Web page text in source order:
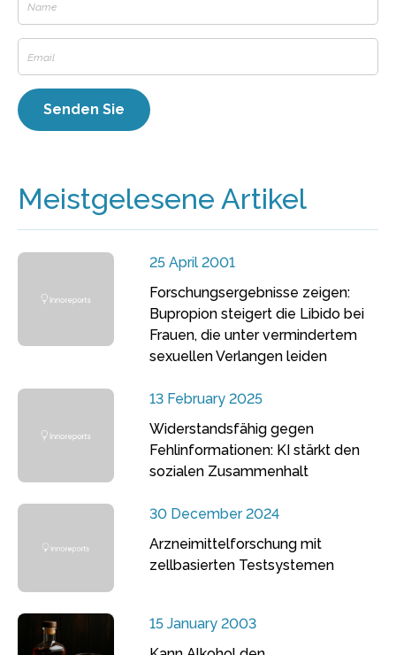
Meistgelesene Artikel
25 April 2001
Forschungsergebnisse zeigen:
Bupropion steigert die Libido bei
Frauen, die unter vermindertem
sexuellen Verlangen leiden
13 February 2025
Widerstandsfähig gegen
Fehlinformationen: KI stärkt den
sozialen Zusammenhalt
30 December 2024
Arzneimittelforschung mit
zellbasierten Testsystemen
15 January 2003